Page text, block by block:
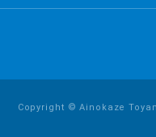
Copyright © Ainokaze